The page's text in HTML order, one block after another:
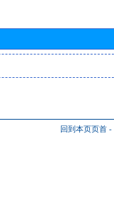
回到本页页首 -